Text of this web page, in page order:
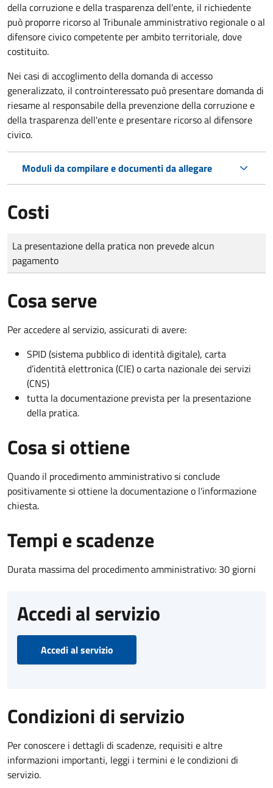
della corruzione e della trasparenza dell'ente, il richiedente
può proporre ricorso al Tribunale amministrativo regionale o al
difensore civico competente per ambito territoriale, dove
costituito.
Nei casi di accoglimento della domanda di accesso
generalizzato, il controinteressato può presentare domanda di
riesame al responsabile della prevenzione della corruzione e
della trasparenza dell'ente e presentare ricorso al difensore
civico.
Moduli da compilare e documenti da allegare
Costi
Tipo di pagamento
Importo
La presentazione della pratica non prevede alcun
pagamento
Cosa serve
Per accedere al servizio, assicurati di avere:
SPID (sistema pubblico di identità digitale), carta
d’identità elettronica (CIE) o carta nazionale dei servizi
(CNS)
tutta la documentazione prevista per la presentazione
della pratica.
Cosa si ottiene
Quando il procedimento amministrativo si conclude
positivamente si ottiene la documentazione o l'informazione
chiesta.
Tempi e scadenze
Durata massima del procedimento amministrativo: 30 giorni
Accedi al servizio
Accedi al servizio
Condizioni di servizio
Per conoscere i dettagli di scadenze, requisiti e altre
informazioni importanti, leggi i termini e le condizioni di
servizio.